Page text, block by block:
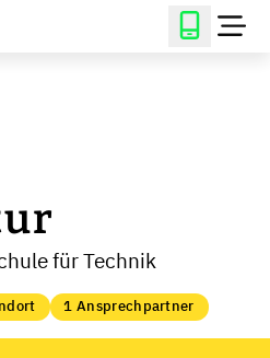
für Technik
1 Ansprechpartner